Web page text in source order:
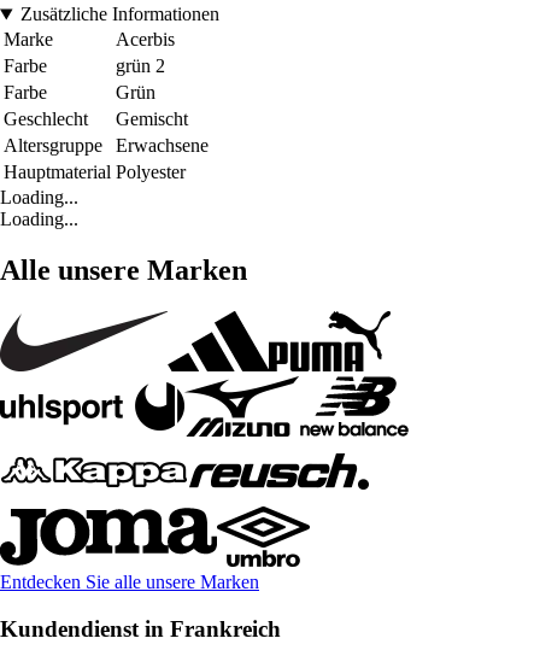
Zusätzliche Informationen
Marke
Acerbis
Farbe
grün 2
Farbe
Grün
Geschlecht
Gemischt
Altersgruppe
Erwachsene
Hauptmaterial Polyester
Loading...
Loading...
Alle unsere Marken
Entdecken Sie alle unsere Marken
Kundendienst in Frankreich